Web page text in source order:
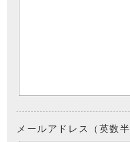
メールアドレス（英数半